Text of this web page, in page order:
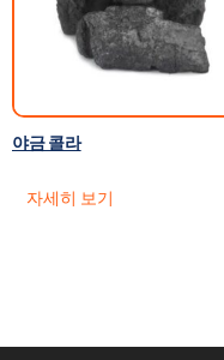
야금 콜라
자세히 보기